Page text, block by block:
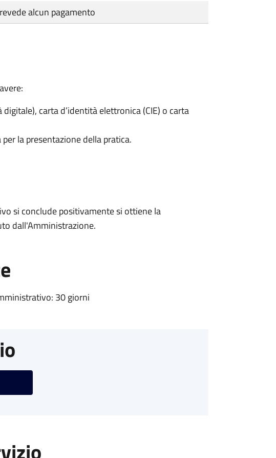
alcun pagamento
carta d’identità elettronica (CIE) o carta
la presentazione della pratica.
si conclude positivamente si ottiene la
dall'Amministrazione.
30 giorni